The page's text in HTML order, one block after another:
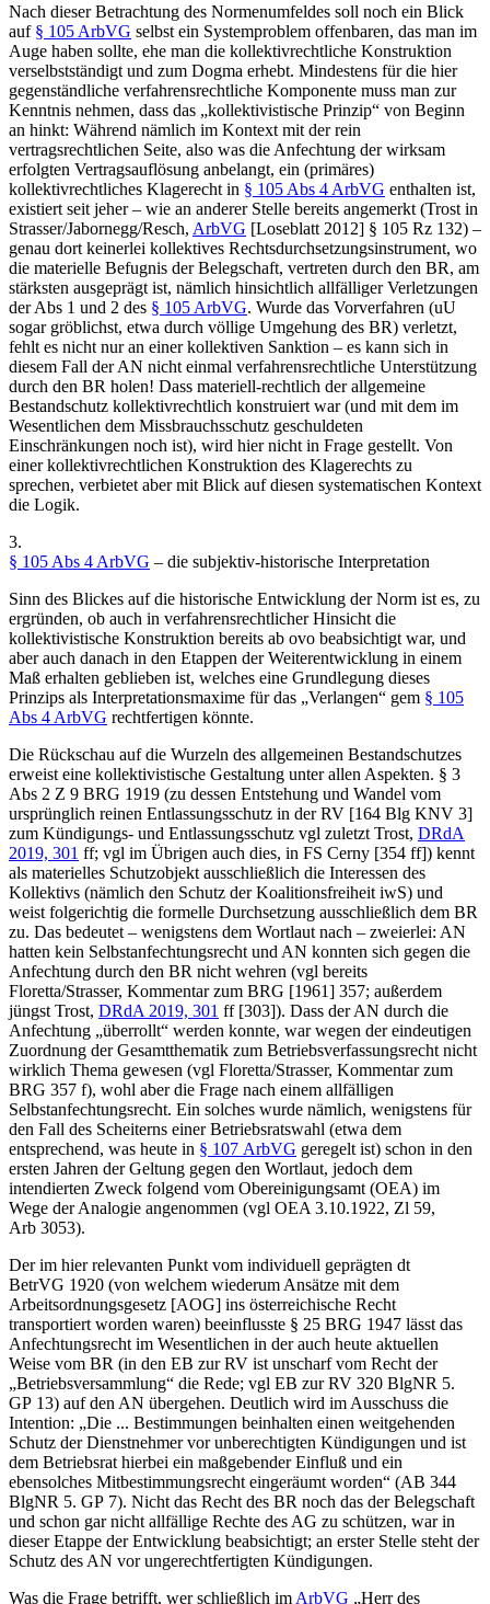
Nach dieser Betrachtung des Normenumfeldes soll noch ein Blick
auf § 105 ArbVG selbst ein Systemproblem offenbaren, das man im
Auge haben sollte, ehe man die kollektivrechtliche Konstruktion
verselbstständigt und zum Dogma erhebt. Mindestens für die hier
gegenständliche verfahrensrechtliche Komponente muss man zur
Kenntnis nehmen, dass das „kollektivistische Prinzip“ von Beginn
an hinkt: Während nämlich im Kontext mit der rein
vertragsrechtlichen Seite, also was die Anfechtung der wirksam
erfolgten Vertragsauflösung anbelangt, ein (primäres)
kollektivrechtliches Klagerecht in § 105 Abs 4 ArbVG enthalten ist,
existiert seit jeher – wie an anderer Stelle bereits angemerkt (Trost in
Strasser/Jabornegg/Resch, ArbVG [Loseblatt 2012] § 105 Rz 132) –
genau dort keinerlei kollektives Rechtsdurchsetzungsinstrument, wo
die materielle Befugnis der Belegschaft, vertreten durch den BR, am
stärksten ausgeprägt ist, nämlich hinsichtlich allfälliger Verletzungen
der Abs 1 und 2 des § 105 ArbVG. Wurde das Vorverfahren (uU
sogar gröblichst, etwa durch völlige Umgehung des BR) verletzt,
fehlt es nicht nur an einer kollektiven Sanktion – es kann sich in
diesem Fall der AN nicht einmal verfahrensrechtliche Unterstützung
durch den BR holen! Dass materiell-rechtlich der allgemeine
Bestandschutz kollektivrechtlich konstruiert war (und mit dem im
Wesentlichen dem Missbrauchsschutz geschuldeten
Einschränkungen noch ist), wird hier nicht in Frage gestellt. Von
einer kollektivrechtlichen Konstruktion des Klagerechts zu
sprechen, verbietet aber mit Blick auf diesen systematischen Kontext
die Logik.
3.
§ 105 Abs 4 ArbVG – die subjektiv-historische Interpretation
Sinn des Blickes auf die historische Entwicklung der Norm ist es, zu
ergründen, ob auch in verfahrensrechtlicher Hinsicht die
kollektivistische Konstruktion bereits ab ovo beabsichtigt war, und
aber auch danach in den Etappen der Weiterentwicklung in einem
Maß erhalten geblieben ist, welches eine Grundlegung dieses
Prinzips als Interpretationsmaxime für das „Verlangen“ gem § 105
Abs 4 ArbVG rechtfertigen könnte.
Die Rückschau auf die Wurzeln des allgemeinen Bestandschutzes
erweist eine kollektivistische Gestaltung unter allen Aspekten. § 3
Abs 2 Z 9 BRG 1919 (zu dessen Entstehung und Wandel vom
ursprünglich reinen Entlassungsschutz in der RV [164 Blg KNV 3]
zum Kündigungs- und Entlassungsschutz vgl zuletzt Trost, DRdA
2019, 301 ff; vgl im Übrigen auch dies, in FS Cerny [354 ff]) kennt
als materielles Schutzobjekt ausschließlich die Interessen des
Kollektivs (nämlich den Schutz der Koalitionsfreiheit iwS) und
weist folgerichtig die formelle Durchsetzung ausschließlich dem BR
zu. Das bedeutet – wenigstens dem Wortlaut nach – zweierlei: AN
hatten kein Selbstanfechtungsrecht und AN konnten sich gegen die
Anfechtung durch den BR nicht wehren (vgl bereits
Floretta/Strasser, Kommentar zum BRG [1961] 357; außerdem
jüngst Trost, DRdA 2019, 301 ff [303]). Dass der AN durch die
Anfechtung „überrollt“ werden konnte, war wegen der eindeutigen
Zuordnung der Gesamtthematik zum Betriebsverfassungsrecht nicht
wirklich Thema gewesen (vgl Floretta/Strasser, Kommentar zum
BRG 357 f), wohl aber die Frage nach einem allfälligen
Selbstanfechtungsrecht. Ein solches wurde nämlich, wenigstens für
den Fall des Scheiterns einer Betriebsratswahl (etwa dem
entsprechend, was heute in § 107 ArbVG geregelt ist) schon in den
ersten Jahren der Geltung gegen den Wortlaut, jedoch dem
intendierten Zweck folgend vom Obereinigungsamt (OEA) im
Wege der Analogie angenommen (vgl OEA 3.10.1922, Zl 59,
Arb 3053).
Der im hier relevanten Punkt vom individuell geprägten dt
BetrVG 1920 (von welchem wiederum Ansätze mit dem
Arbeitsordnungsgesetz [AOG] ins österreichische Recht
transportiert worden waren) beeinflusste § 25 BRG 1947 lässt das
Anfechtungsrecht im Wesentlichen in der auch heute aktuellen
Weise vom BR (in den EB zur RV ist unscharf vom Recht der
„Betriebsversammlung“ die Rede; vgl EB zur RV 320 BlgNR 5.
GP 13) auf den AN übergehen. Deutlich wird im Ausschuss die
Intention: „Die ... Bestimmungen beinhalten einen weitgehenden
Schutz der Dienstnehmer vor unberechtigten Kündigungen und ist
dem Betriebsrat hierbei ein maßgebender Einfluß und ein
ebensolches Mitbestimmungsrecht eingeräumt worden“ (AB 344
BlgNR 5. GP 7). Nicht das Recht des BR noch das der Belegschaft
und schon gar nicht allfällige Rechte des AG zu schützen, war in
dieser Etappe der Entwicklung beabsichtigt; an erster Stelle steht der
Schutz des AN vor ungerechtfertigten Kündigungen.
Was die Frage betrifft, wer schließlich im ArbVG „Herr des